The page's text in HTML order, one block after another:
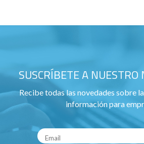
SUSCRÍBETE A NUESTRO
Recibe todas las novedades sobre
información para